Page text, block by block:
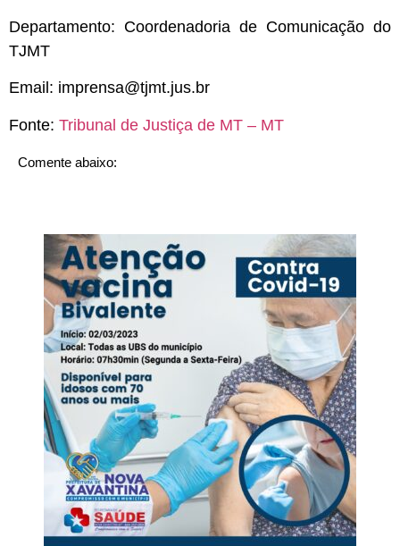
Departamento: Coordenadoria de Comunicação do
TJMT
Email: imprensa@tjmt.jus.br
Fonte: Tribunal de Justiça de MT – MT
Comente abaixo: